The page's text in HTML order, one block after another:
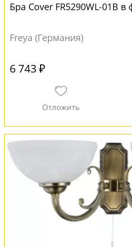
Бра Cover FR5290WL-01B
Freya (Германия)
6 743 ₽